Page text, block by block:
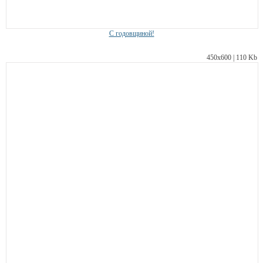
С годовщиной!
450х600 | 110 Kb